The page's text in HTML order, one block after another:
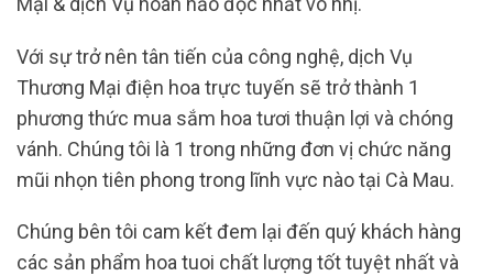
Với sự trở nên tân tiến của công nghệ, dịch Vụ
Thương Mại điện hoa trực tuyến sẽ trở thành 1
phương thức mua sắm hoa tươi thuận lợi và chóng
vánh. Chúng tôi là 1 trong những đơn vị chức năng
mũi nhọn tiên phong trong lĩnh vực nào tại Cà Mau.
Chúng bên tôi cam kết đem lại đến quý khách hàng
các sản phẩm hoa tuoi chất lượng tốt tuyệt nhất và